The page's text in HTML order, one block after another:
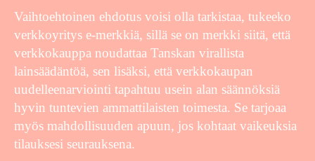
Vaihtoehtoinen ehdotus voisi olla tarkistaa, tukeeko
verkkoyritys e-merkkiä, sillä se on merkki siitä, että
verkkokauppa noudattaa Tanskan virallista
lainsäädäntöä, sen lisäksi, että verkkokaupan
uudelleenarviointi tapahtuu usein alan säännöksiä
hyvin tuntevien ammattilaisten toimesta. Se tarjoaa
myös mahdollisuuden apuun, jos kohtaat vaikeuksia
tilauksesi seurauksena.